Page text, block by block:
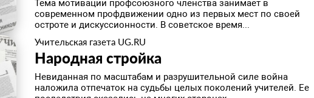
Тема мотивации профсоюзного членства занимает в
современном профдвижении одно из первых мест по своей
остроте и дискуссионности. В советское время...
Учительская газета UG.RU
Народная стройка
Невиданная по масштабам и разрушительной силе война
наложила отпечаток на судьбы целых поколений учителей. Ее